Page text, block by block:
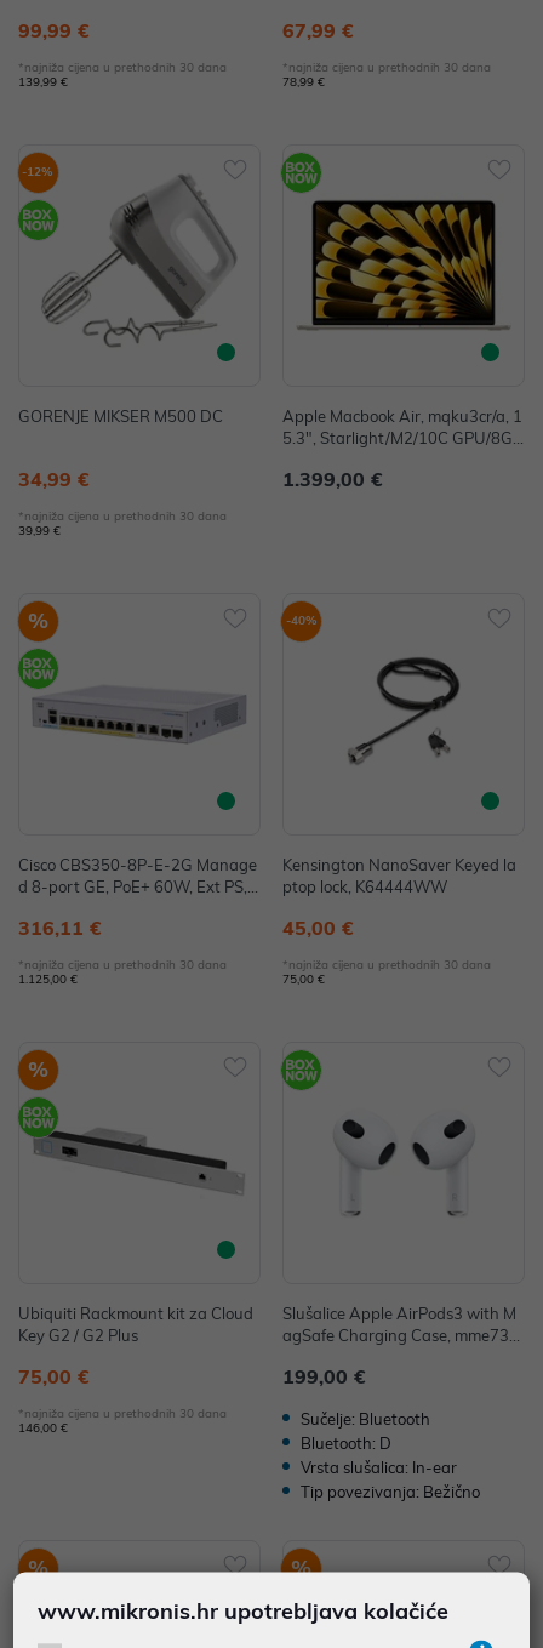
99,99 €
*najniža cijena u prethodnih 30 dana
139,99 €
67,99 €
*najniža cijena u prethodnih 30 dana
78,99 €
-12%
GORENJE MIKSER M500 DC
34,99 €
*najniža cijena u prethodnih 30 dana
39,99 €
Apple Macbook Air, mqku3cr/a, 1
5.3", Starlight/M2/10C GPU/8G
ŽBENI ARTIKL
1.399,00 €
%
Cisco CBS350-8P-E-2G Manage
d 8-port GE, PoE+ 60W, Ext PS, 2
316,11 €
*najniža cijena u prethodnih 30 dana
1.125,00 €
-40%
Kensington NanoSaver Keyed la
ptop lock, K64444WW
45,00 €
*najniža cijena u prethodnih 30 dana
75,00 €
%
Ubiquiti Rackmount kit za Cloud
Key G2 / G2 Plus
75,00 €
*najniža cijena u prethodnih 30 dana
146,00 €
Slušalice Apple AirPods3 with M
agSafe Charging Case, mme73z
199,00 €
Sučelje: Bluetooth
Bluetooth: D
Vrsta slušalica: In-ear
Tip povezivanja: Bežično
%
%
www.mikronis.hr upotrebljava kolačiće